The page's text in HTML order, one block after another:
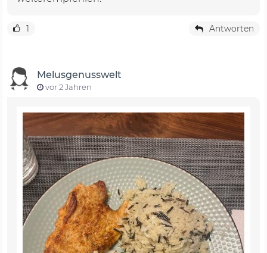
1 Antworten
Melusgenusswelt
vor 2 Jahren